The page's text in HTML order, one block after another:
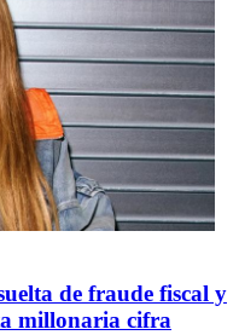
de fraude fiscal y
millonaria cifra